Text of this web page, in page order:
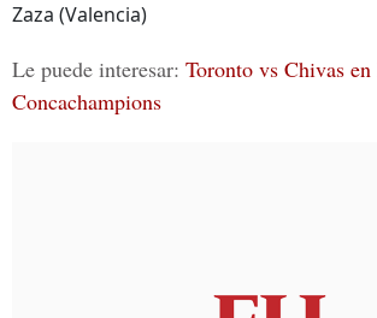
Zaza (Valencia)
Le puede interesar: Toronto vs Chivas
Concachampions